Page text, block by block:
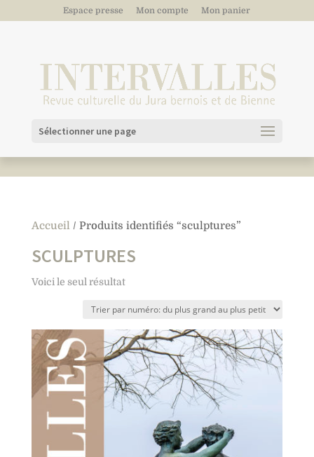
Espace presse Mon compte Mon panier
Sélectionner une page
Accueil/ Produits identifiés “sculptures”
SCULPTURES
Voici le seul résultat